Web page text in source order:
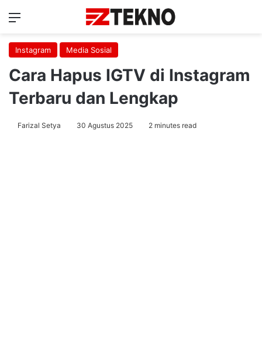
Menu
Instagram Media Sosial
Cara Hapus IGTV di Instagram
Terbaru dan Lengkap
Farizal Setya 30 Agustus 2025 2 minutes read